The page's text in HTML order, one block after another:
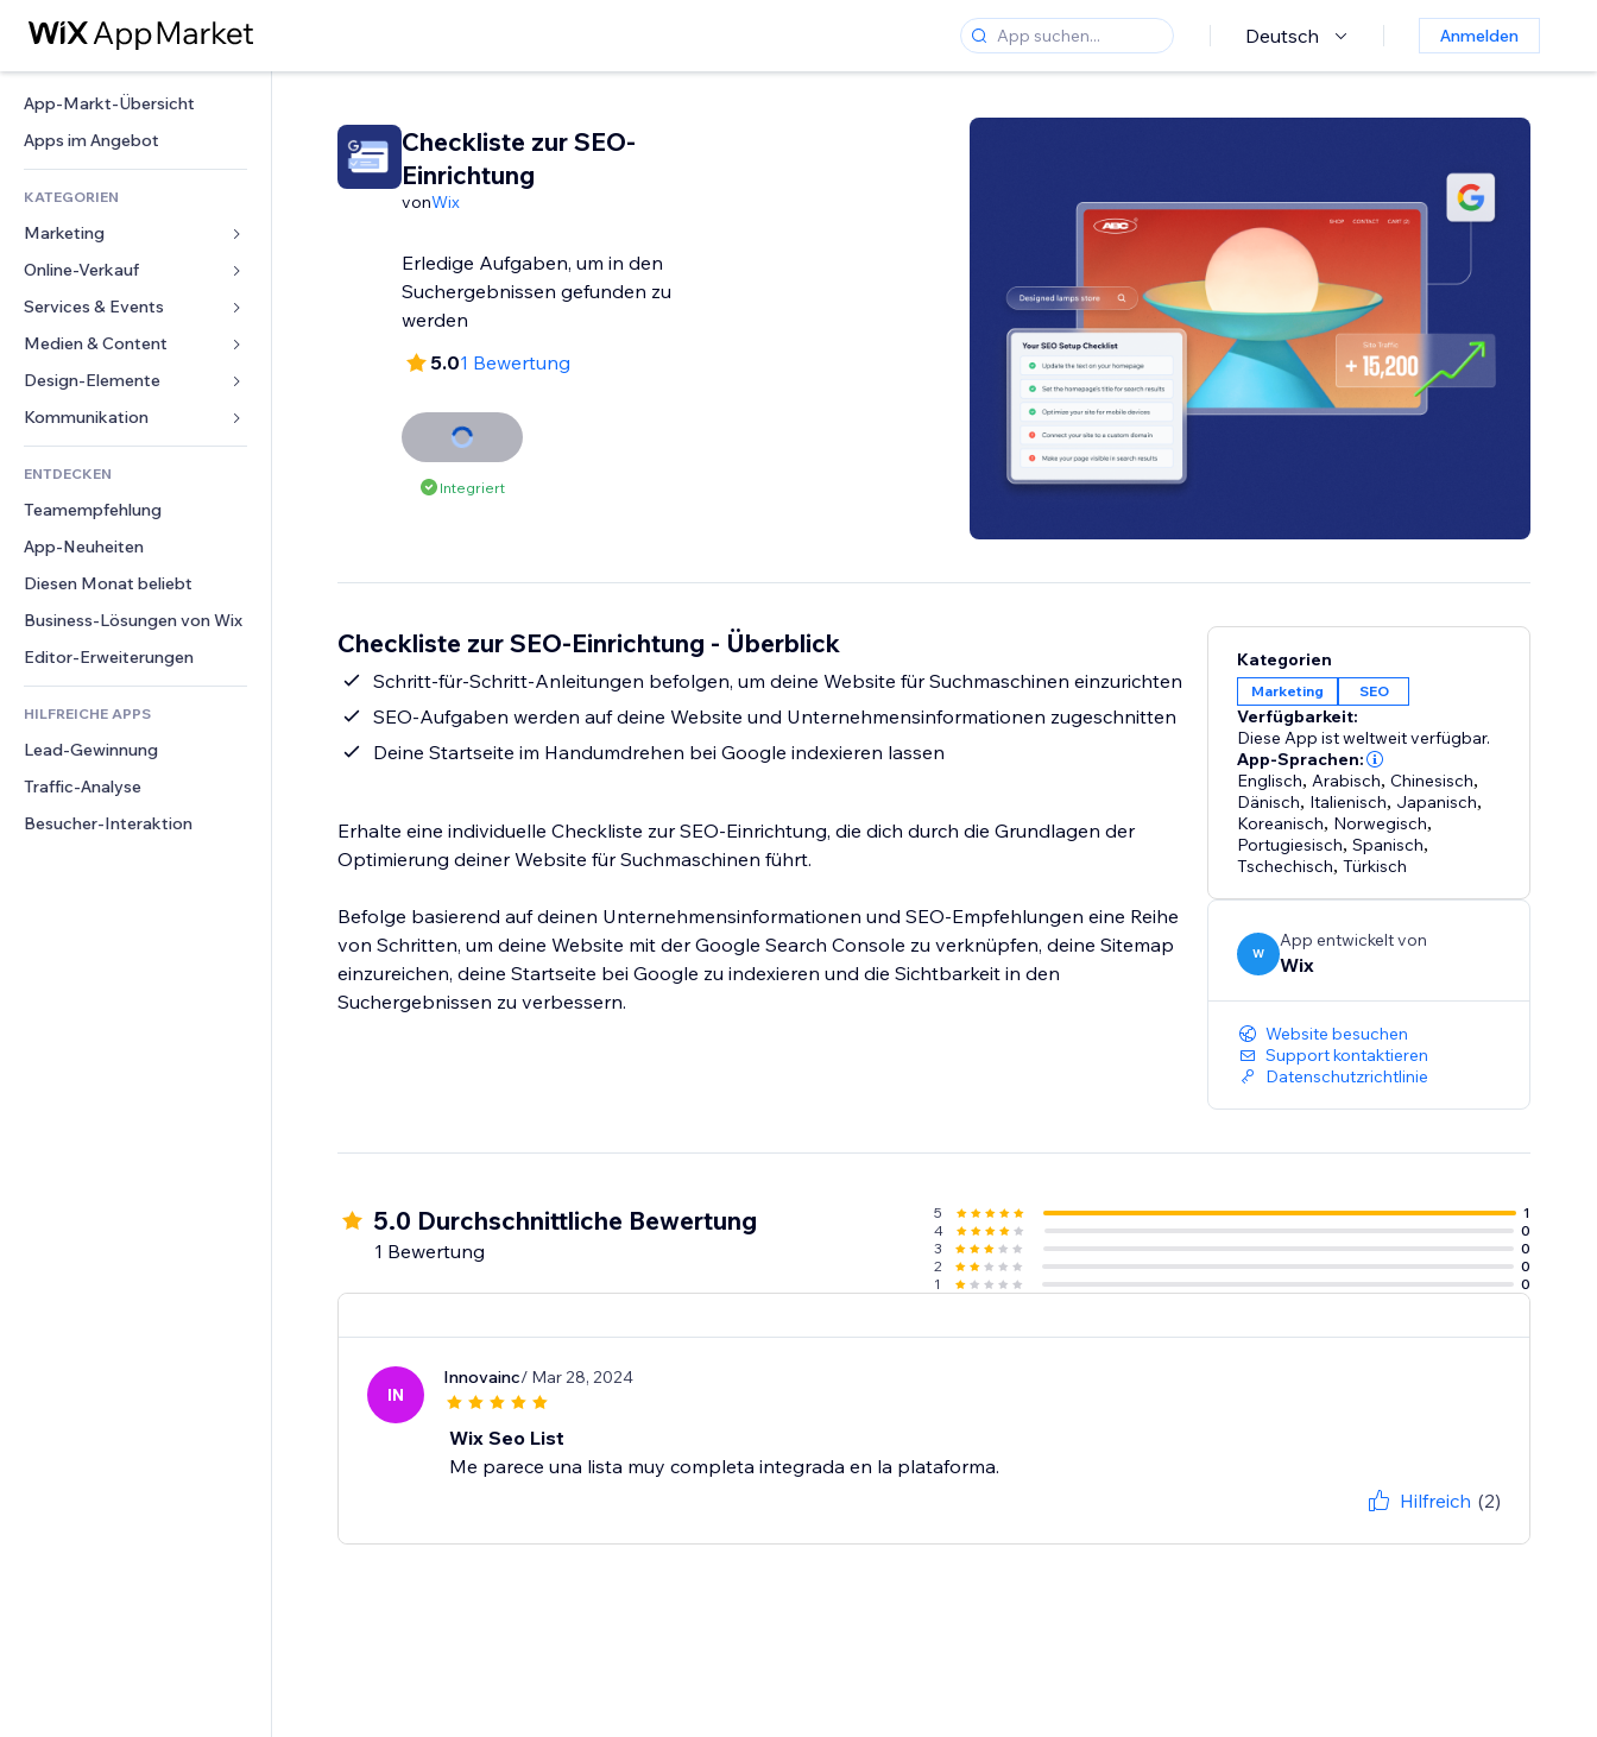
Deutsch Anmelden
App-Markt-Übersicht
Apps im Angebot
KATEGORIEN
Marketing
Anzeigen
Mobil
Statistiken
Website-Einträge
E-Mail
Online-Verkauf
Apps für Shops
Versand & Lieferung
Verkaufen-Buttons
Buchhaltung
Gutscheine & Treuebonus
Lagerlösungen
Speisen & Getränke
Services & Events
Hotels
Events
Restaurants
Immobilien
Buchungen
Medien & Content
Galerie
Musik
Podcasts
Fotografie
Video
PDF
Dateifreigabe
News
Design-Elemente
Karten & Navigation
Datenschutz & Sicherheit
Uhr
Seiten-Vorlagen
Bildeffekte
Buttons & Menüs
Banner & Abzeichen
Taschenrechner
Suche
Wetter
Diagramme & Tabellen
Formulare
Umfragen
Chat
Kommentare
Telefon
Community
Bewertungen und Feedback
CRM
ENTDECKEN
Teamempfehlung
App-Neuheiten
Diesen Monat beliebt
Business-Lösungen von Wix
Editor-Erweiterungen
HILFREICHE APPS
Lead-Gewinnung
Traffic-Analyse
Besucher-Interaktion
Checkliste zur SEO-
Einrichtung
vonWix
Erledige Aufgaben, um in den
Suchergebnissen gefunden zu
werden
5.01 Bewertung
Integriert
Checkliste zur SEO-Einrichtung - Überblick
Schritt-für-Schritt-Anleitungen befolgen, um deine Website für Suchmaschinen einzurichten
SEO-Aufgaben werden auf deine Website und Unternehmensinformationen zugeschnitten
Deine Startseite im Handumdrehen bei Google indexieren lassen
Erhalte eine individuelle Checkliste zur SEO-Einrichtung, die dich durch die Grundlagen der
Optimierung deiner Website für Suchmaschinen führt.
Befolge basierend auf deinen Unternehmensinformationen und SEO-Empfehlungen eine Reihe
von Schritten, um deine Website mit der Google Search Console zu verknüpfen, deine Sitemap
einzureichen, deine Startseite bei Google zu indexieren und die Sichtbarkeit in den
Suchergebnissen zu verbessern.
Kategorien
Marketing SEO
Verfügbarkeit:
Diese App ist weltweit verfügbar.
App-Sprachen:
Englisch, Arabisch,Chinesisch,
Dänisch, Italienisch, Japanisch,
Koreanisch, Norwegisch,
Portugiesisch,Spanisch,
Tschechisch,Türkisch
W
App entwickelt von
Wix
Website besuchen
Support kontaktieren
Datenschutzrichtlinie
5.0 Durchschnittliche Bewertung
1 Bewertung
5
1
4
0
3
0
2
0
1
0
IN
Innovainc/ Mar 28, 2024
Wix Seo List
Me parece una lista muy completa integrada en la plataforma.
Hilfreich (2)